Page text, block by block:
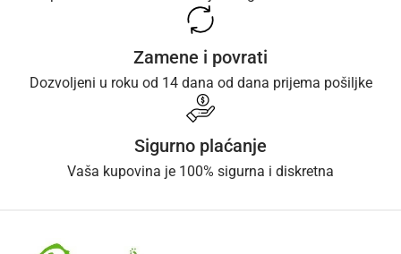
Zamene i povrati
Dozvoljeni u roku od 14 dana od dana prijema pošiljke
Sigurno plaćanje
Vaša kupovina je 100% sigurna i diskretna